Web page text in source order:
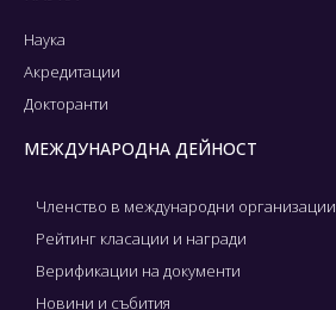
Наука
Акредитации
Докторанти
МЕЖДУНАРОДНА ДЕЙНОСТ
Членство в международни организации
Рейтинг класации и награди
Верификации на документи
Новини и събития